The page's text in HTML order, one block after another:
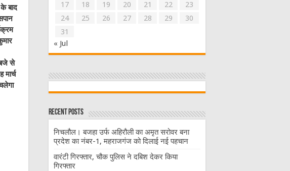
बाद
बजे से
17
18 19 20 21 22
23
24
25 26 27 28 29
30
31
« Jul
Recent Posts
निचलौल। बजहा उर्फ अहिरौली का अमृत सरोवर बना
प्रदेश का नंबर-1, महराजगंज को दिलाई नई पहचान
वारंटी गिरफ्तार, चौक पुलिस ने दबिश देकर किया
गिरफ्तार